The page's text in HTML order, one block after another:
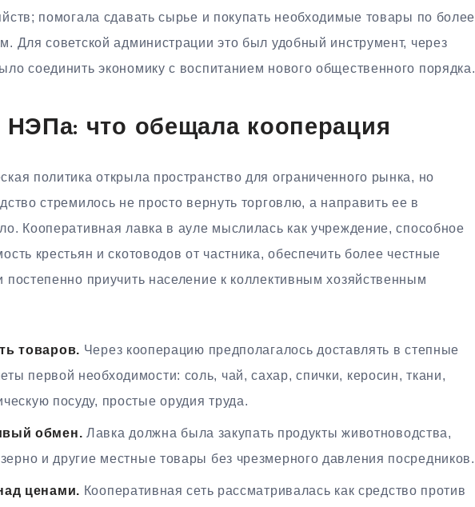
помогала сдавать сырье и покупать необходимые товары по более
Для советской администрации это был удобный инструмент, через
соединить экономику с воспитанием нового общественного порядка.
что обещала кооперация
политика открыла пространство для ограниченного рынка, но
стремилось не просто вернуть торговлю, а направить ее в
Кооперативная лавка в ауле мыслилась как учреждение, способное
крестьян и скотоводов от частника, обеспечить более честные
постепенно приучить население к коллективным хозяйственным
товаров. Через кооперацию предполагалось доставлять в степные
первой необходимости: соль, чай, сахар, спички, керосин, ткани,
посуду, простые орудия труда.
обмен. Лавка должна была закупать продукты животноводства,
и другие местные товары без чрезмерного давления посредников.
ценами. Кооперативная сеть рассматривалась как средство против